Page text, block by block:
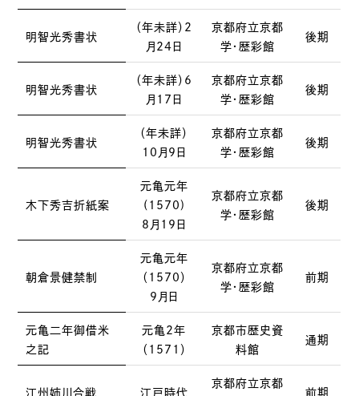
明智光秀書状
（年未詳）2
月24日
京都府立京都
学・歴彩館
後期
明智光秀書状
（年未詳）6
月17日
京都府立京都
学・歴彩館
後期
明智光秀書状
（年未詳）
10月9日
京都府立京都
学・歴彩館
後期
木下秀吉折紙案
元亀元年
(1570)
8月19日
京都府立京都
学・歴彩館
後期
朝倉景健禁制
元亀元年
（1570）
9月日
京都府立京都
学・歴彩館
前期
元亀二年御借米
之記
元亀2年
（1571）
京都市歴史資
料館
通期
江州姉川合戦 江戸時代
京都府立京都
前期